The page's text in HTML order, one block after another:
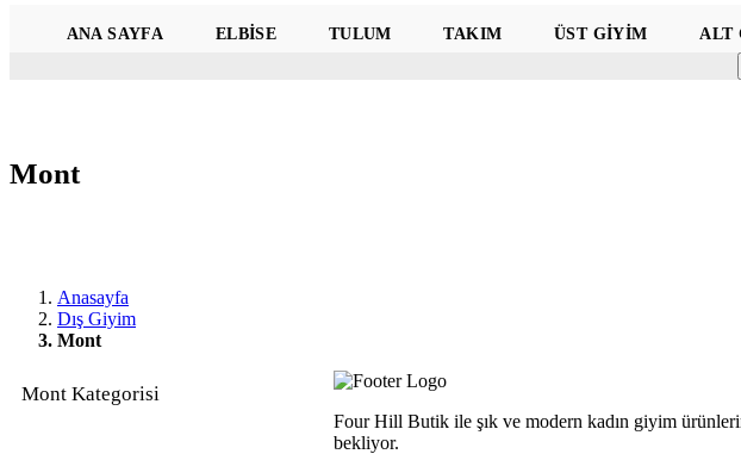
ANA SAYFA ELBISE TULUM TAKIM ÜST GIYIM ALT
Mont
Anasayfa
Dış Giyim
Mont
Mont Kategorisi
Four Hill Butik ile şık ve modern kadın giyim
bekliyor.